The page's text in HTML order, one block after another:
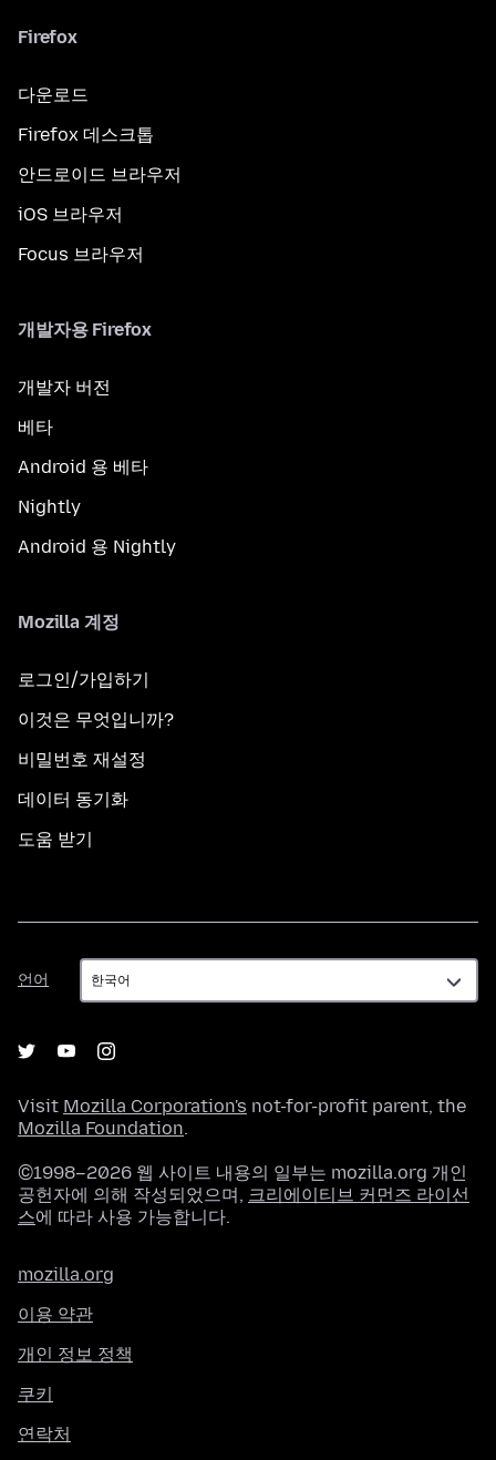
Firefox
다운로드
Firefox 데스크톱
안드로이드 브라우저
iOS 브라우저
Focus 브라우저
개발자용 Firefox
개발자 버전
베타
Android 용 베타
Nightly
Android 용 Nightly
Mozilla 계정
로그인/가입하기
이것은 무엇입니까?
비밀번호 재설정
데이터 동기화
도움 받기
언어
언
어
Visit Mozilla Corporation's not-for-profit parent, the
Mozilla Foundation.
©1998–2026 웹 사이트 내용의 일부는 mozilla.org 개인
공헌자에 의해 작성되었으며, 크리에이티브 커먼즈 라이선
스에 따라 사용 가능합니다.
mozilla.org
이용 약관
개인 정보 정책
쿠키
연락처